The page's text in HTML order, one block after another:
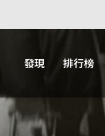
發現 排行榜